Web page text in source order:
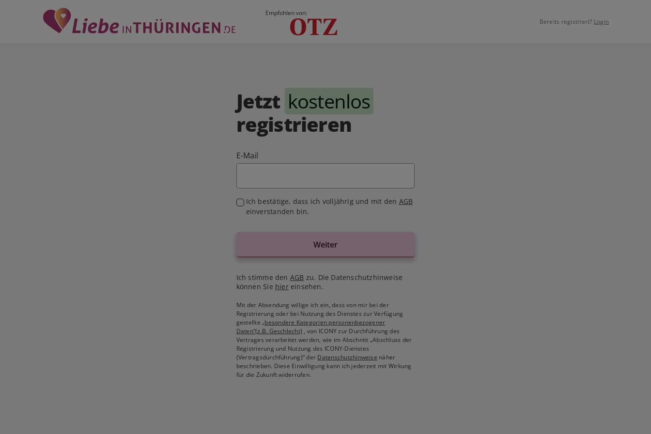
Empfohlen von:
Bereits registriert? Login
Jetzt kostenlos
registrieren
E-Mail
Ich bestätige, dass ich volljährig und mit den AGB
einverstanden bin.
Weiter
Ich stimme den AGB zu. Die Datenschutzhinweise
können Sie hiereinsehen.
Mit der Absendung willige ich ein, dass von mir bei der
Registrierung oder bei Nutzung des Dienstes zur Verfügung
gestellte„besondere Kategorien personenbezogener
Daten“(z.B. Geschlecht) , von ICONY zur Durchführung des
Vertrages verarbeitet werden, wie im Abschnitt „Abschluss der
Registrierung und Nutzung des ICONY-Dienstes
(Vertragsdurchführung)“ der Datenschutzhinweise näher
beschrieben. Diese Einwilligung kann ich jederzeit mit Wirkung
für die Zukunft widerrufen.